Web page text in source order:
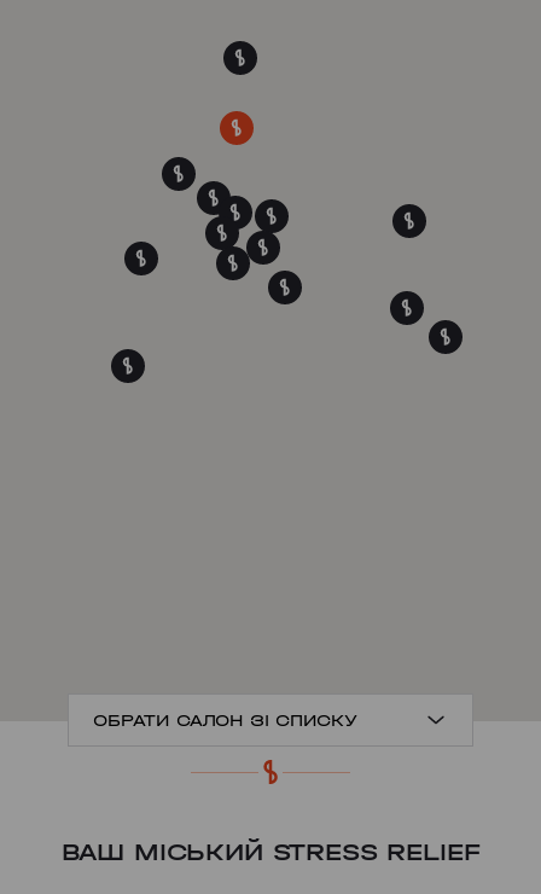
ОБРАТИ САЛОН ЗІ СПИСКУ
MYSHUHY
ВАШ МІСЬКИЙ STRESS RELIEF